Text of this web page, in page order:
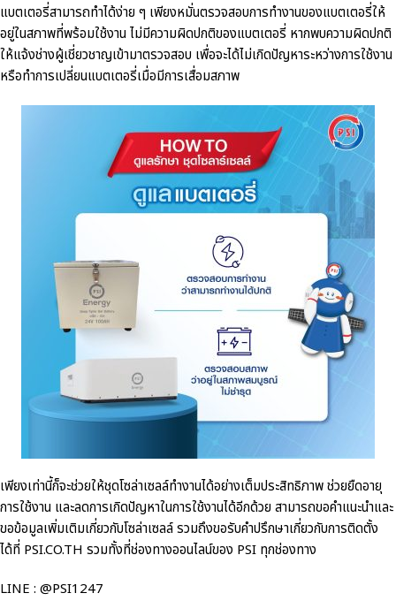
แบตเตอรี่สามารถทำได้ง่าย ๆ เพียงหมั่นตรวจสอบการทำงานของแบตเตอรี่ให้
อยู่ในสภาพที่พร้อมใช้งาน ไม่มีความผิดปกติของแบตเตอรี่ หากพบความผิดปกติ
ให้แจ้งช่างผู้เชี่ยวชาญเข้ามาตรวจสอบ เพื่อจะได้ไม่เกิดปัญหาระหว่างการใช้งาน
หรือทำการเปลี่ยนแบตเตอรี่เมื่อมีการเสื่อมสภาพ
เพียงเท่านี้ก็จะช่วยให้ชุดโซล่าเซลล์ทำงานได้อย่างเต็มประสิทธิภาพ ช่วยยืดอายุ
การใช้งาน และลดการเกิดปัญหาในการใช้งานได้อีกด้วย สามารถขอคำแนะนำและ
ขอข้อมูลเพิ่มเติมเกี่ยวกับโซล่าเซลล์ รวมถึงขอรับคำปรึกษาเกี่ยวกับการติดตั้ง
ได้ที่ PSI.CO.TH รวมทั้งที่ช่องทางออนไลน์ของ PSI ทุกช่องทาง
LINE : @PSI1247